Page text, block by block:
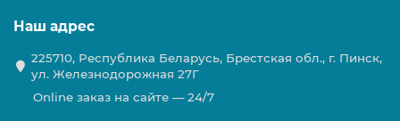
Наш адрес
225710, Республика Беларусь, Брестская обл., г. Пинск,
ул. Железнодорожная 27Г
Online заказ на сайте — 24/7